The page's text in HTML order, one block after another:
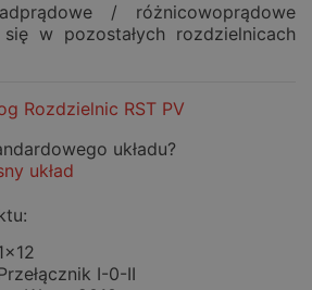
/ różnicowoprądowe
w pozostałych rozdzielnicach
Rozdzielnic RST PV
układu?
układ
I-0-II